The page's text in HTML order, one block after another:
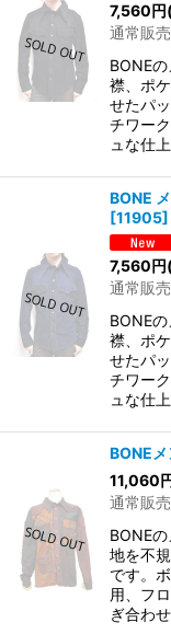
7,560円
通常販
BONE
襟、ポ
せたパ
チワー
ュな仕
BONE
[11905]
7,560円
通常販
BONE
襟、ポ
せたパ
チワー
ュな仕
BONE
11,060
通常販
BONE
地を不
です。
用、フ
ぎ合わ